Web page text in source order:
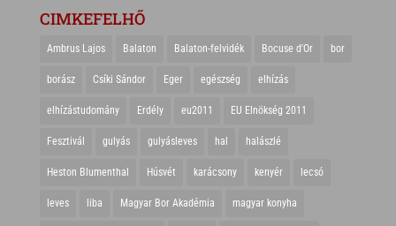
CIMKEFELHŐ
Ambrus Lajos Balaton Balaton-felvidék Bocuse d'Or bor
borász Csíki Sándor Eger egészség elhízás
elhízástudomány Erdély eu2011 EU Elnökség 2011
Fesztivál gulyás gulyásleves hal halászlé
Heston Blumenthal Húsvét karácsony kenyér lecsó
leves liba Magyar Bor Akadémia magyar konyha